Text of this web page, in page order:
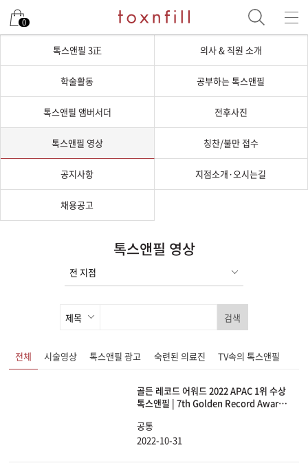
0
톡스앤필 3正 의사 & 직원 소개
학술활동 공부하는 톡스앤필
톡스앤필 앰버서더 전후사진
톡스앤필 영상 칭찬/불만 접수
공지사항 지점소개·오시는길
채용공고
톡스앤필 영상
검색
전체 시술영상 톡스앤필 광고 숙련된 의료진 TV속의 톡스앤필
골든 레코드 어워드 2022 APAC 1위 수상
톡스앤필 | 7th Golden Record Award
APAC 1st
공통
2022-10-31